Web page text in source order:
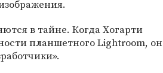
в тайне. Когда Хогарти
планшетного Lightroom, он